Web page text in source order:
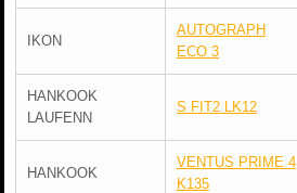
IKON
AUTOGRAPH
ECO 3
HANKOOK
LAUFENN
S FIT2 LK12
HANKOOK
VENTUS PRIME 4
K135